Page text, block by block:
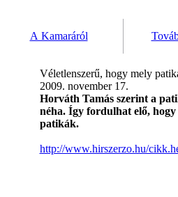
A Kamaráról
Véletlenszerű, hogy mely
2009. november 17.
Horváth Tamás szerint a
néha. Így fordulhat elő, hogy
patikák.
http://www.hirszerzo.hu/